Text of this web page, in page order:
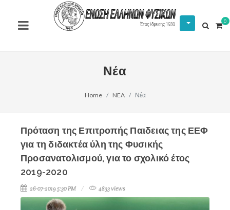
0
Νέα
Home NEA Νέα
Πρόταση της Επιτροπής Παιδειας της ΕΕΦ
για τη διδακτέα ύλη της Φυσικής
Προσανατολισμού, για το σχολικό έτος
2019-2020
26-07-2019 5:30 PM 4833 views